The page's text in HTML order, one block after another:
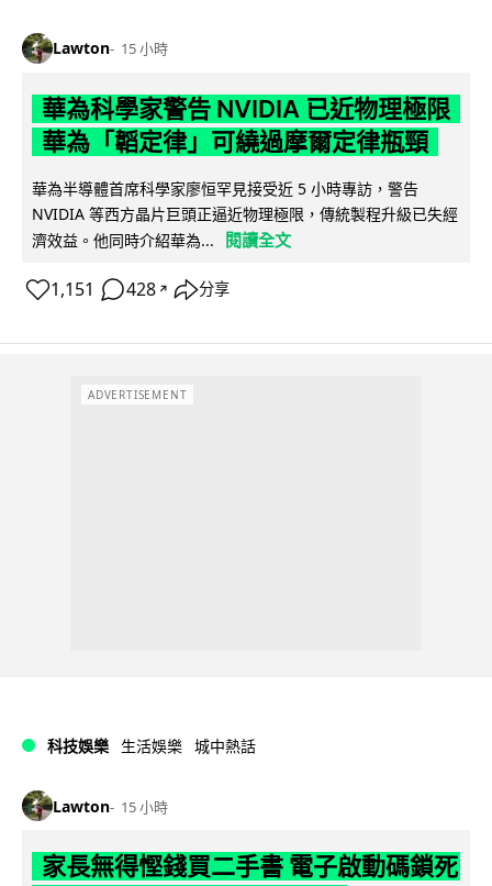
Lawton 15 小時
華為科學家警告 NVIDIA 已近物理極限
華為「韜定律」可繞過摩爾定律瓶頸
華為半導體首席科學家廖恒罕見接受近 5 小時專訪，警告
NVIDIA 等西方晶片巨頭正逼近物理極限，傳統製程升級已失經
濟效益。他同時介紹華為...
閱讀全文
1,151 428 ↗ 分享
ADVERTISEMENT
科技娛樂 生活娛樂 城中熱話
Lawton 15 小時
家長無得慳錢買二手書 電子啟動碼鎖死